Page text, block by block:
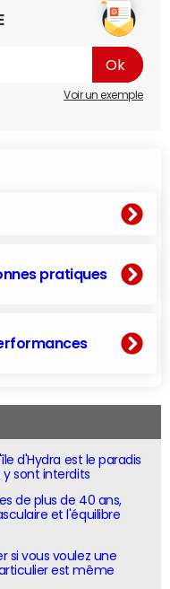
Voir un exemple
pratiques
d'Hydra est le paradis
y sont interdits
de plus de 40 ans,
et l'équilibre
si vous voulez une
est même